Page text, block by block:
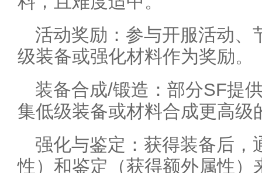
活动奖励：参与开服活动、
级装备或强化材料作为奖励。
装备合成/锻造：部分SF提
集低级装备或材料合成更高级
强化与鉴定：获得装备后，
性）和鉴定（获得额外属性）